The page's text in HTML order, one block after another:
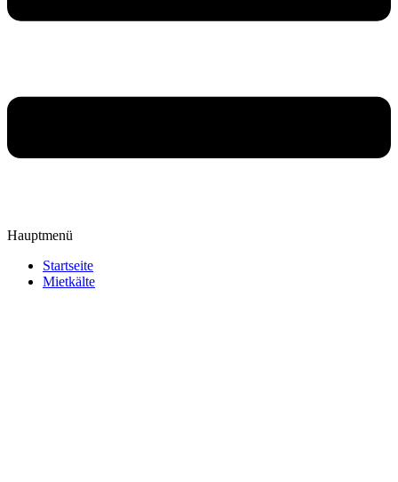
Hauptmenü
Startseite
Mietkälte